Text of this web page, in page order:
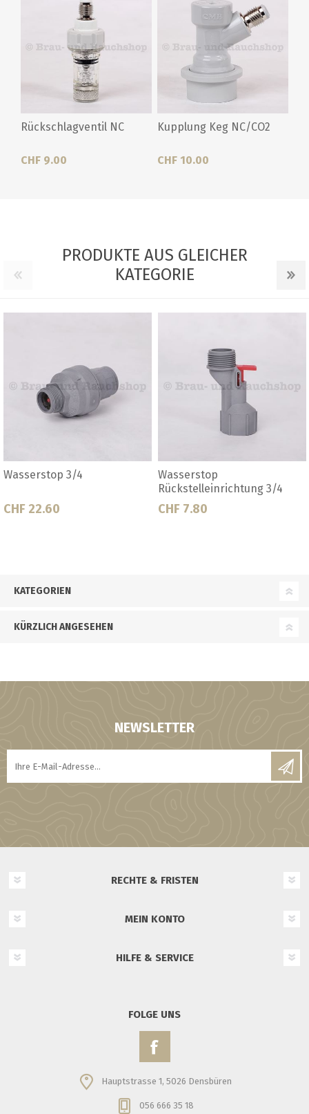
Rückschlagventil NC
CHF 9.00
Kupplung Keg NC/CO2
CHF 10.00
PRODUKTE AUS GLEICHER
KATEGORIE
Automatischer Wasserstop
KATEGORIEN
KÜRZLICH ANGESEHEN
NEWSLETTER
RECHTE & FRISTEN
MEIN KONTO
HILFE & SERVICE
FOLGE UNS
Hauptstrasse 1, 5026 Densbüren
056 666 35 18